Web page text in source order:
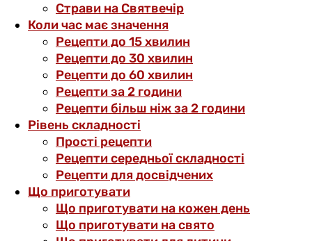
Страви на Святвечір
Коли час має значення
Рецепти до 15 хвилин
Рецепти до 30 хвилин
Рецепти до 60 хвилин
Рецепти за 2 години
Рецепти більш ніж за 2 години
Рівень складності
Прості рецепти
Рецепти середньої складності
Рецепти для досвідчених
Що приготувати
Що приготувати на кожен день
Що приготувати на свято